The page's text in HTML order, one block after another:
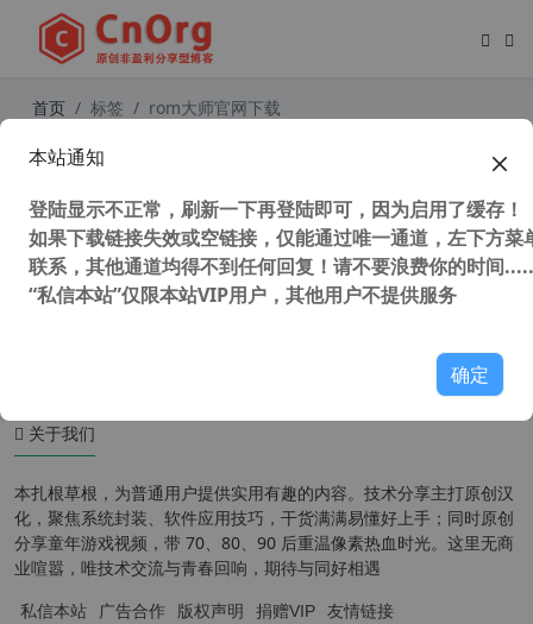
首页 标签 rom大师官网下载
ROM编辑工具 ROM大师 v1.4 真正免
关于我们
本扎根草根，为普通用户提供实用有趣的内容。技术分享主打原创汉
化，聚焦系统封装、软件应用技巧，干货满满易懂好上手；同时原创
分享童年游戏视频，带 70、80、90 后重温像素热血时光。这里无商
业喧嚣，唯技术交流与青春回响，期待与同好相遇
私信本站 广告合作 版权声明 捐赠VIP 友情链接
本站通知
登陆显示不正常，刷新一下再登陆即可，因为启用了缓存！
如果下载链接失效或空链接，仅能通过唯一通道，左下方菜
联系，其他通道均得不到任何回复！请不要浪费你的时间
“私信本站”仅限本站VIP用户，其他用户不提供服务
确定